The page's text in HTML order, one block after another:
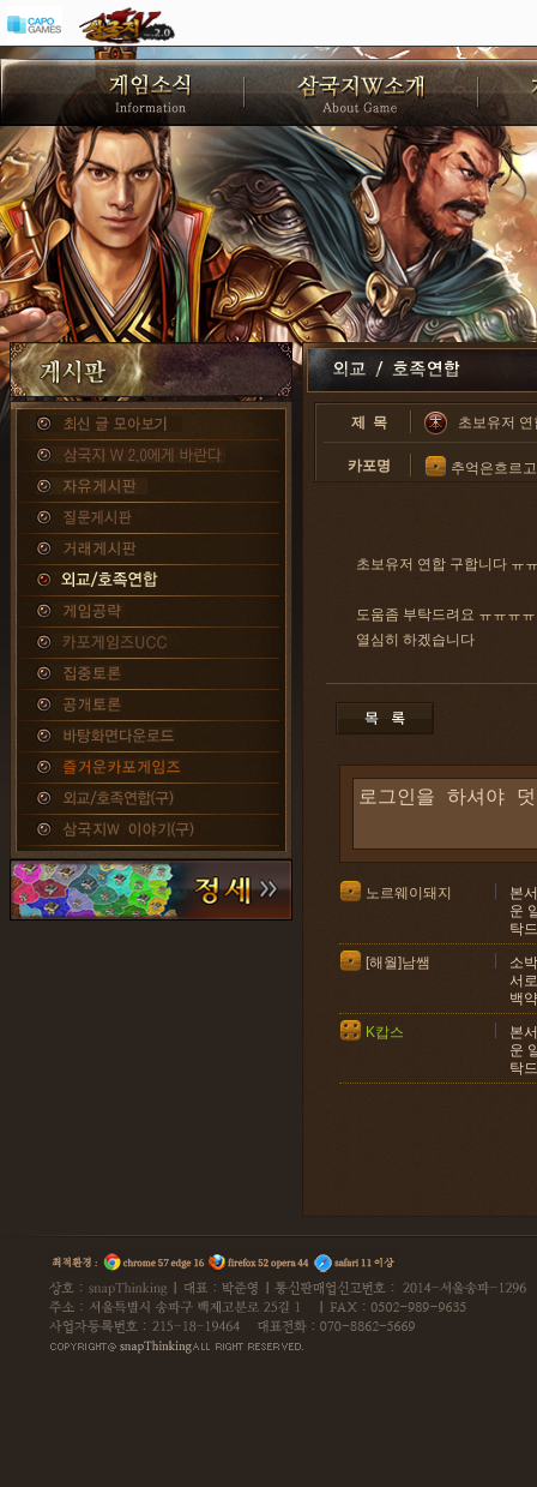
제 목 초보유저
카포명 추억은흐르
초보유저 연합 구합니다 ㅠ
도움좀 부탁드려요 ㅠㅠㅠ
열심히 하겠습니다
노르웨이돼지
본
운
탁
[해월]남쌤
소
서
백
K캅스
본
운
탁